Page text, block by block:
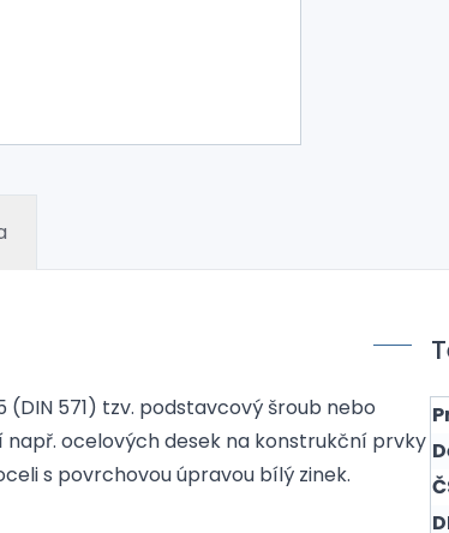
(DIN 571) tzv. podstavcový šroub nebo
např. ocelových desek na konstrukční prvky
s povrchovou úpravou bílý zinek.